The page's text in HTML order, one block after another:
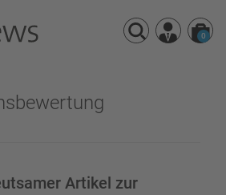
0
Artikel zur